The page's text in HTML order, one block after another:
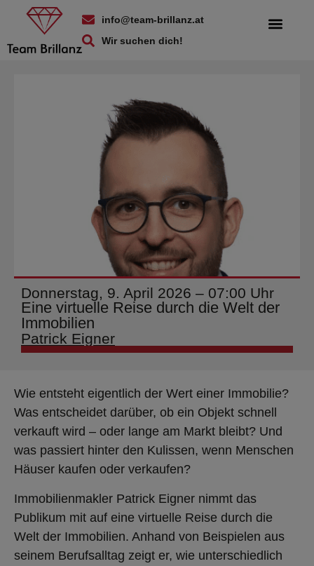
info@team-brillanz.at
Wir suchen dich!
Donnerstag, 9. April 2026 – 07:00 Uhr
Eine virtuelle Reise durch die Welt der
Immobilien
Patrick Eigner
Wie entsteht eigentlich der Wert einer Immobilie?
Was entscheidet darüber, ob ein Objekt schnell
verkauft wird – oder lange am Markt bleibt? Und
was passiert hinter den Kulissen, wenn Menschen
Häuser kaufen oder verkaufen?
Immobilienmakler Patrick Eigner nimmt das
Publikum mit auf eine virtuelle Reise durch die
Welt der Immobilien. Anhand von Beispielen aus
seinem Berufsalltag zeigt er, wie unterschiedlich